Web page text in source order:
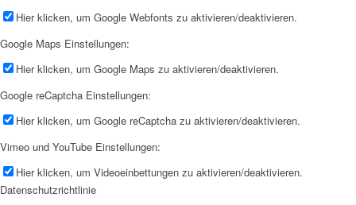
Hier klicken, um Google Webfonts zu aktivieren/deaktivieren.
Google Maps Einstellungen:
Hier klicken, um Google Maps zu aktivieren/deaktivieren.
Google reCaptcha Einstellungen:
Hier klicken, um Google reCaptcha zu aktivieren/deaktivieren.
Vimeo und YouTube Einstellungen:
Hier klicken, um Videoeinbettungen zu aktivieren/deaktivieren.
Datenschutzrichtlinie